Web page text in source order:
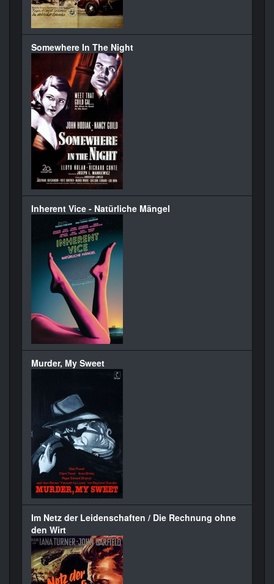
Somewhere In The Night
Inherent Vice - Natürliche Mängel
Murder, My Sweet
Im Netz der Leidenschaften / Die Rechnung ohne
den Wirt